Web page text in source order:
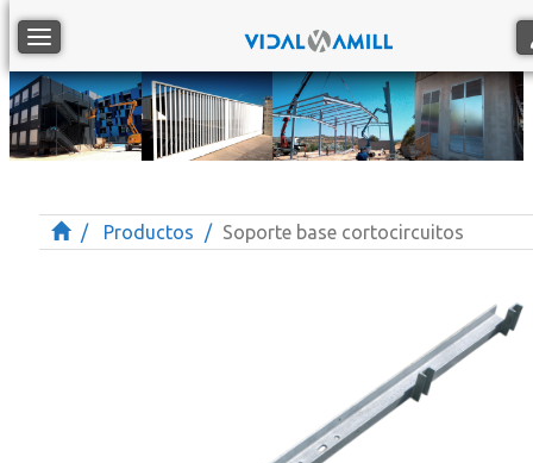
Toggle navigation
Productos Soporte base cortocircuitos